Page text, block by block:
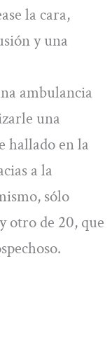
la cara,
y una
ambulancia
una
hallado en la
a la
sólo
otro de 20, que